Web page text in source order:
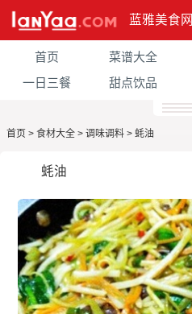
蓝雅美食网
首页 菜谱大全
一日三餐
甜点饮品
首页 > 食材大全 > 调味调料 > 蚝油
蚝油